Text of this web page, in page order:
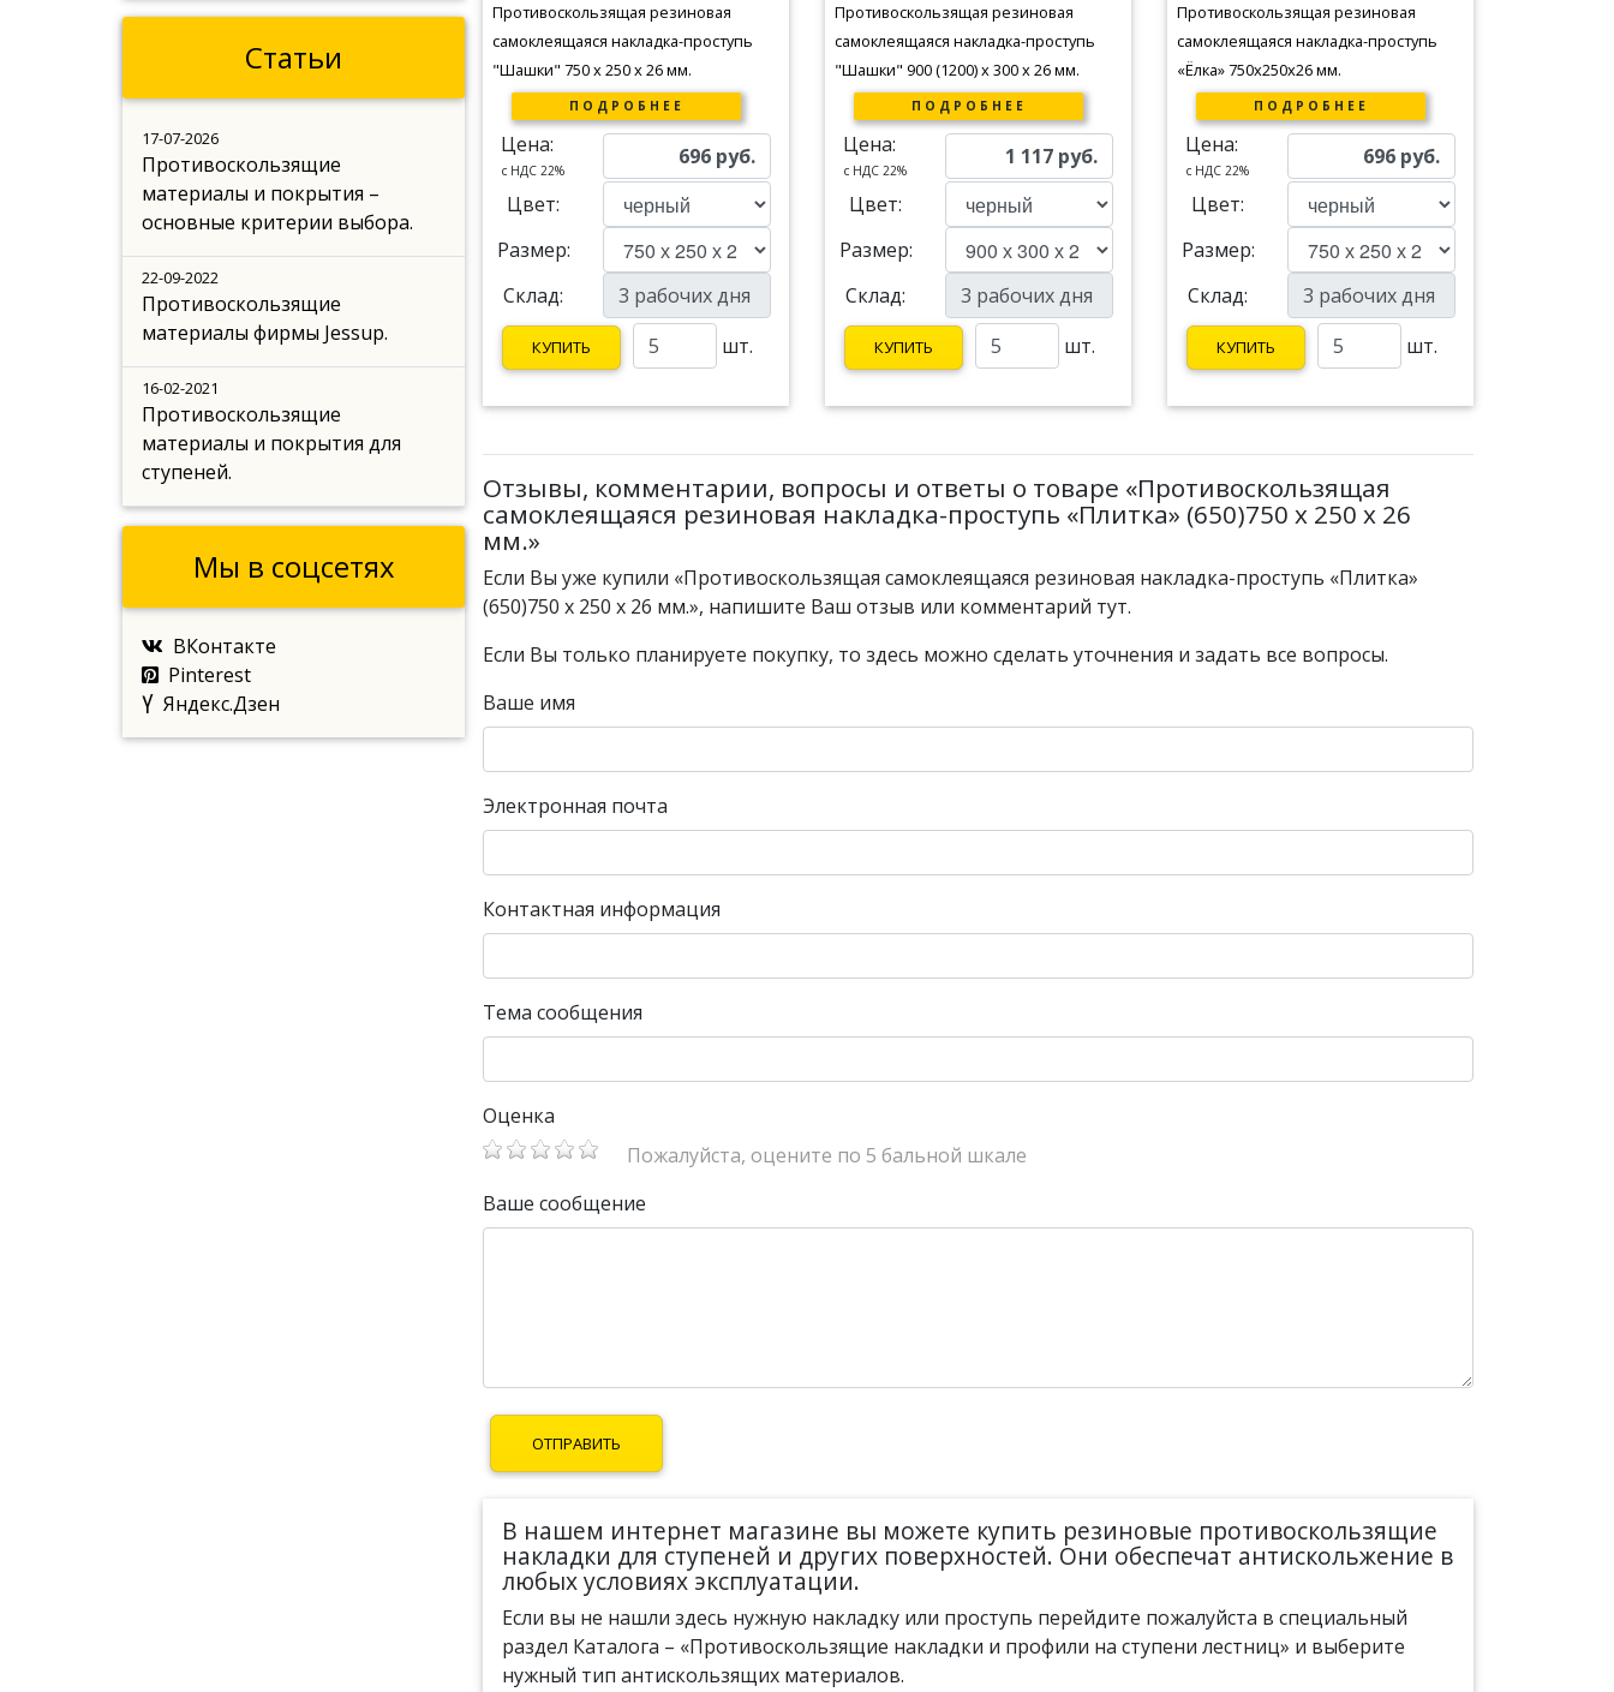
Противоскользящая резиновая
самоклеящаяся накладка-проступь
"Шашки" 750 х 250 х 26 мм.
ПОДРОБНЕЕ
Цена:
c НДС 22%
696 руб.
Цвет:
Размер:
Склад:
КУПИТЬ шт.
Противоскользящая резиновая
самоклеящаяся накладка-проступь
"Шашки" 900 (1200) х 300 х 26 мм.
ПОДРОБНЕЕ
Цена:
c НДС 22%
1 117 руб.
Цвет:
Размер:
Склад:
КУПИТЬ шт.
Противоскользящая резиновая
самоклеящаяся накладка-проступь
«Ёлка» 750х250х26 мм.
ПОДРОБНЕЕ
Цена:
c НДС 22%
696 руб.
Цвет:
Размер:
Склад:
КУПИТЬ шт.
Отзывы, комментарии, вопросы и ответы о товаре «Противоскользящая
самоклеящаяся резиновая накладка-проступь «Плитка» (650)750 х 250 х 26
мм.»
Если Вы уже купили «Противоскользящая самоклеящаяся резиновая накладка-проступь «Плитка»
(650)750 х 250 х 26 мм.», напишите Ваш отзыв или комментарий тут.
Если Вы только планируете покупку, то здесь можно сделать уточнения и задать все вопросы.
Ваше имя
Электронная почта
Контактная информация
Тема сообщения
Оценка
Пожалуйста, оцените по 5 бальной шкале
Ваше сообщение
В нашем интернет магазине вы можете купить резиновые противоскользящие
накладки для ступеней и других поверхностей. Они обеспечат антискольжение в
любых условиях эксплуатации.
Если вы не нашли здесь нужную накладку или проступь перейдите пожалуйста в специальный
раздел Каталога – «Противоскользящие накладки и профили на ступени лестниц» и выберите
нужный тип антискользящих материалов.
Статьи
17-07-2026
Противоскользящие
материалы и покрытия –
основные критерии выбора.
22-09-2022
Противоскользящие
материалы фирмы Jessup.
16-02-2021
Противоскользящие
материалы и покрытия для
ступеней.
Мы в соцсетях
ВКонтакте
Pinterest
Яндекс.Дзен